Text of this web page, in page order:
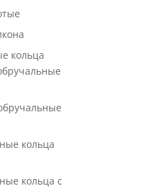
кольца
кольца
кольца с